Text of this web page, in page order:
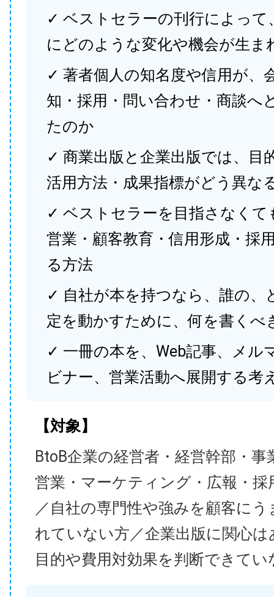
✓ ベストセラーの刊行によって
にどのような変化や機会が生ま
✓ 著者個人の知名度や信用が、
知・採用・問い合わせ・商談へ
たのか
✓ 商業出版と企業出版では、目
活用方法・成果指標がどう異な
✓ ベストセラーを目指さなくて
営業・顧客教育・信用形成・採
る方法
✓ 自社が本を持つなら、誰の、
定を動かすために、何を書くべ
✓ 一冊の本を、Web記事、メル
ビナー、営業活動へ展開する考
【対象】
BtoB企業の経営者・経営幹部・事
営業・マーケティング・広報・採
／自社の専門性や強みを顧客に
れていない方／企業出版に関心
目的や費用対効果を判断できてい